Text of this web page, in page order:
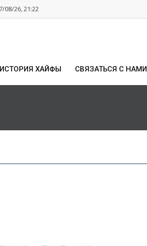
08/26, 21:22
ИСТОРИЯ ХАЙФЫ СВЯЗАТЬСЯ С НАМИ